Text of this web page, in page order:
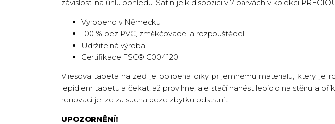
závislosti na úhlu pohledu. Satin je k dispozici v 7 barvách v kolekci
Vyrobeno v Německu
100 % bez PVC, změkčovadel a rozpouštědel
Udržitelná výroba
Certifikace FSC® C004120
Vliesová tapeta na zeď je oblíbená díky příjemnému materiálu, který je
lepidlem tapetu a čekat, až provlhne, ale stačí nanést lepidlo na stěnu a
renovaci je lze za sucha beze zbytku odstranit.
UPOZORNĚNÍ!